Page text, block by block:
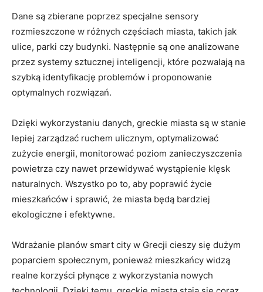
Dane są zbierane poprzez specjalne sensory
rozmieszczone w różnych częściach miasta, takich jak
ulice, parki czy budynki. Następnie są one analizowane
przez systemy sztucznej inteligencji, które pozwalają na
szybką identyfikację problemów i proponowanie
optymalnych rozwiązań.
Dzięki wykorzystaniu danych, greckie miasta są w stanie
lepiej zarządzać ruchem ulicznym, optymalizować
zużycie energii, monitorować poziom zanieczyszczenia
powietrza czy nawet przewidywać wystąpienie klęsk
naturalnych. Wszystko po to, aby poprawić życie
mieszkańców i sprawić, że miasta będą bardziej
ekologiczne i efektywne.
Wdrażanie planów smart city w Grecji cieszy się dużym
poparciem społecznym, ponieważ mieszkańcy widzą
realne korzyści płynące z wykorzystania nowych